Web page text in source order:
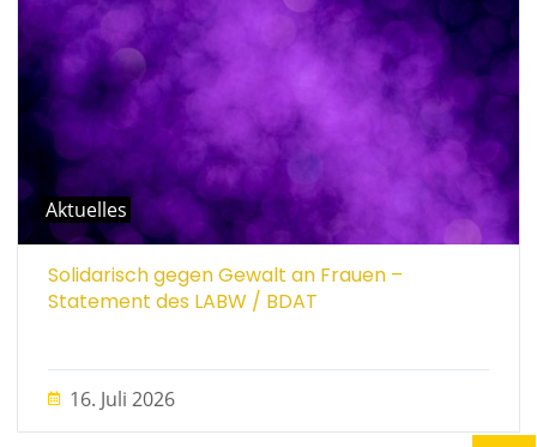
Aktuelles
Solidarisch gegen Gewalt an Frauen –
Statement des LABW / BDAT
16. Juli 2026